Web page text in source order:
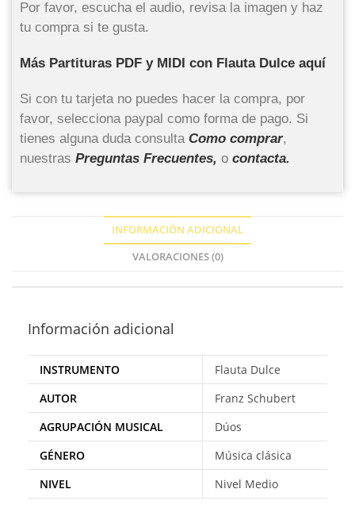
Por favor, escucha el audio, revisa la imagen y haz
tu compra si te gusta.
Más Partituras PDF y MIDI con Flauta Dulce aquí
Si con tu tarjeta no puedes hacer la compra, por
favor, selecciona paypal como forma de pago. Si
tienes alguna duda consulta Como comprar,
nuestras Preguntas Frecuentes, o contacta.
INFORMACIÓN ADICIONAL
VALORACIONES (0)
Información adicional
INSTRUMENTO
Flauta Dulce
AUTOR
Franz Schubert
AGRUPACIÓN MUSICAL
Dúos
GÉNERO
Música clásica
NIVEL
Nivel Medio